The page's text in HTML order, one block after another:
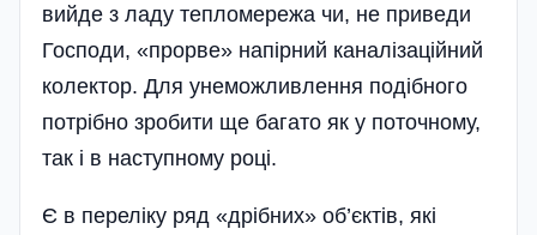
вийде з ладу тепломережа чи, не приведи
Господи, «прорве» напірний каналізаційний
колектор. Для унеможливлення подібного
потрібно зробити ще багато як у поточному,
так і в наступному році.
Є в переліку ряд «дрібних» об’єктів, які